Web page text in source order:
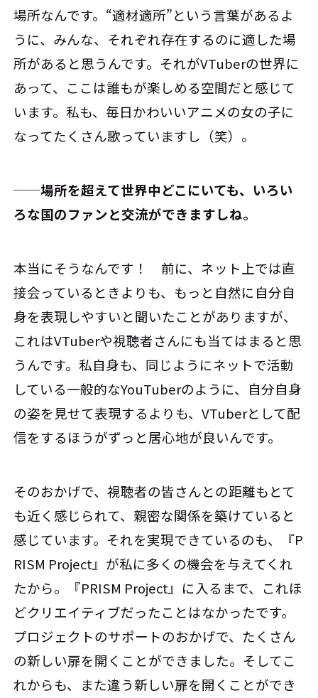
場所なんです。“適材適所”という言葉があるよ
うに、みんな、それぞれ存在するのに適した場
所があると思うんです。それがVTuberの世界に
あって、ここは誰もが楽しめる空間だと感じて
います。私も、毎日かわいいアニメの女の子に
なってたくさん歌っていますし（笑）。
──場所を超えて世界中どこにいても、いろい
ろな国のファンと交流ができますしね。
本当にそうなんです！ 前に、ネット上では直
接会っているときよりも、もっと自然に自分自
身を表現しやすいと聞いたことがありますが、
これはVTuberや視聴者さんにも当てはまると思
うんです。私自身も、同じようにネットで活動
している一般的なYouTuberのように、自分自身
の姿を見せて表現するよりも、VTuberとして配
信をするほうがずっと居心地が良いんです。
そのおかげで、視聴者の皆さんとの距離もとて
も近く感じられて、親密な関係を築けていると
感じています。それを実現できているのも、『P
RISM Project』が私に多くの機会を与えてくれ
たから。『PRISM Project』に入るまで、これほ
どクリエイティブだったことはなかったです。
プロジェクトのサポートのおかげで、たくさん
の新しい扉を開くことができました。そしてこ
れからも、また違う新しい扉を開くことができ